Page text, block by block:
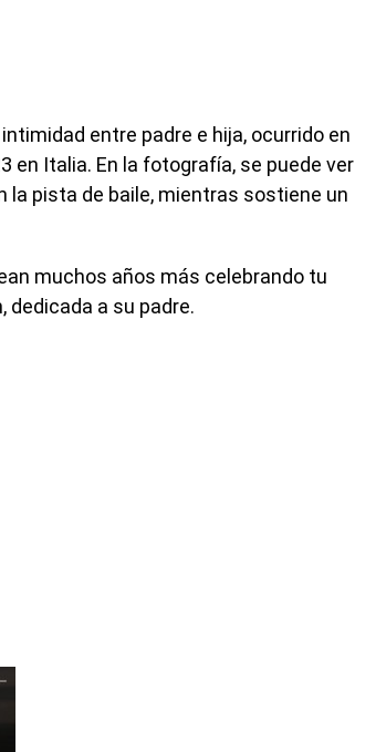
entre padre e hija, ocurrido en
en Italia. En la fotografía, se puede ver
la pista de baile, mientras sostiene un
muchos años más celebrando tu
dedicada a su padre.